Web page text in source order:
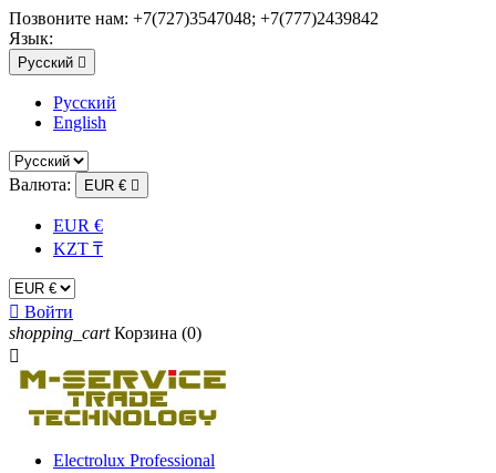
Позвоните нам: +7(727)3547048; +7(777)2439842
Язык:
Русский 
Русский
English
Валюта: EUR € 
EUR €
KZT ₸
 Войти
shopping_cart Корзина (0)

Electrolux Professional